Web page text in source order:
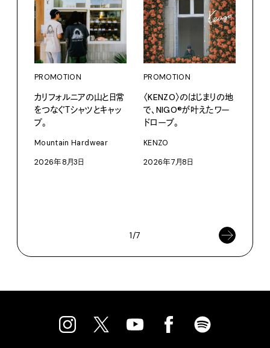
PROMOTION
カリフォルニアの山と日常
をつなぐＴシャツとキャッ
プ。
Mountain Hardwear
2026年8月3日
PROMOTION
〈KENZO〉のはじまりの地
で、NIGO®が叶えたワー
ドローブ。
KENZO
2026年7月8日
1/7